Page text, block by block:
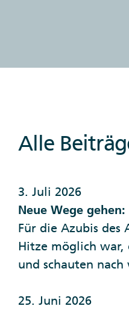
Alle
3. Juli 2026
Neue Wege
Für die Azubis des
Hitze möglich war,
und schauten
25. Juni 2026